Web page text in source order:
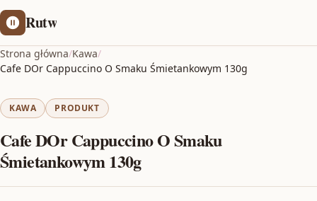
Rutw
Strona główna/Kawa/
Cafe DOr Cappuccino O Smaku Śmietankowym 130g
KAWA PRODUKT
Cafe DOr Cappuccino O Smaku
Śmietankowym 130g